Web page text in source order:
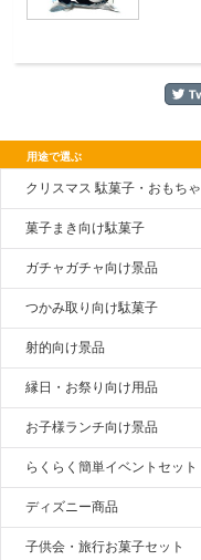
用途で選ぶ
クリスマス 駄菓子・おもちゃ
菓子まき向け駄菓子
ガチャガチャ向け景品
つかみ取り向け駄菓子
射的向け景品
縁日・お祭り向け用品
お子様ランチ向け景品
らくらく簡単イベントセット
ディズニー商品
子供会・旅行お菓子セット